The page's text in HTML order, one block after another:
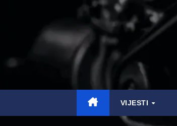
VIJESTI